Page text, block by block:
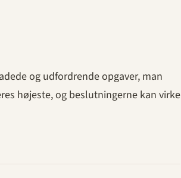
og udfordrende opgaver, man
højeste, og beslutningerne kan virke